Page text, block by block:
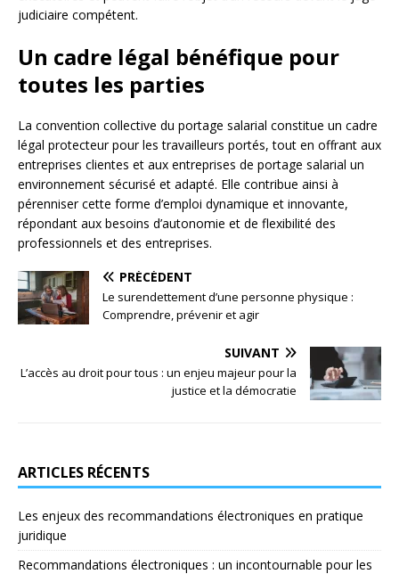
judiciaire compétent.
Un cadre légal bénéfique pour
toutes les parties
La convention collective du portage salarial constitue un cadre
légal protecteur pour les travailleurs portés, tout en offrant aux
entreprises clientes et aux entreprises de portage salarial un
environnement sécurisé et adapté. Elle contribue ainsi à
pérenniser cette forme d’emploi dynamique et innovante,
répondant aux besoins d’autonomie et de flexibilité des
professionnels et des entreprises.
PRÉCÉDENT
Le surendettement d’une personne physique :
Comprendre, prévenir et agir
SUIVANT
L’accès au droit pour tous : un enjeu majeur pour la
justice et la démocratie
ARTICLES RÉCENTS
Les enjeux des recommandations électroniques en pratique
juridique
Recommandations électroniques : un incontournable pour les